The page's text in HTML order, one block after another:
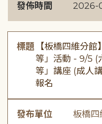
發佈時間 2026-
標題 【板橋四維分
等」活動 - 9/5 (
等」講座 (成人
報名
發布單位 板橋四